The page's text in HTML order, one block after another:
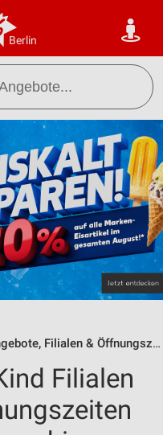
Berlin
Filialen & Öffnungszeiten
Filialen